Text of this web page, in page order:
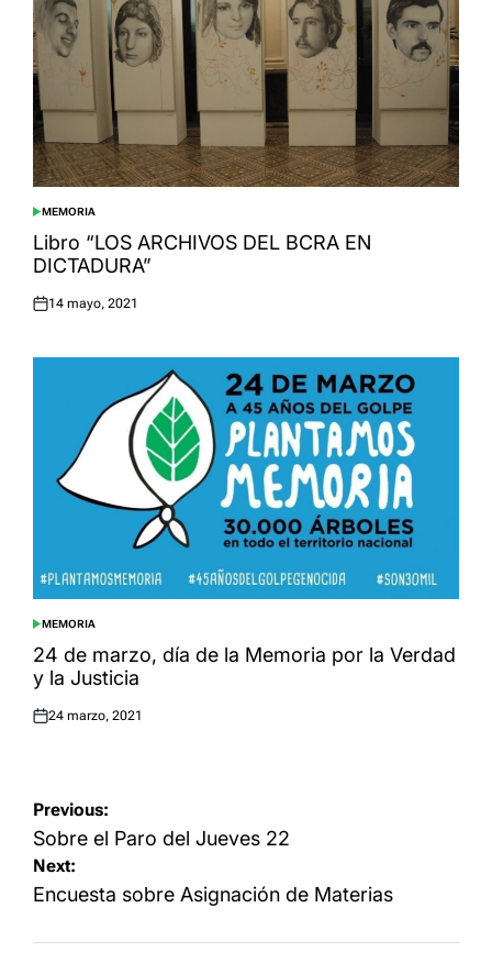
POSTED
IN
MEMORIA
Libro “LOS ARCHIVOS DEL BCRA EN
DICTADURA”
Posted
14 mayo, 2021
POSTED
IN
MEMORIA
24 de marzo, día de la Memoria por la Verdad
y la Justicia
Posted
24 marzo, 2021
Navegación
de
entradas
Previous:
Sobre el Paro del Jueves 22
Next:
Encuesta sobre Asignación de Materias